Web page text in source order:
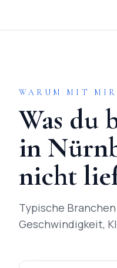
WARUM MIT MIR
Was du
in
nicht
Typische
Geschwindigkeit,